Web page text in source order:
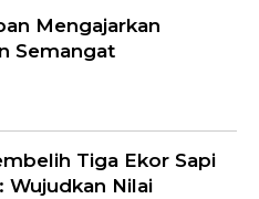
Mengajarkan
Semangat
Tiga Ekor Sapi
Wujudkan Nilai